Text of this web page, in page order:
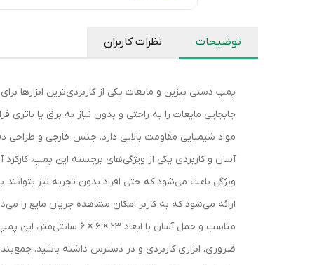
توضیحات نظرات کاربران
پمپ دستی بنزین و مایعات یکی از کاربردی‌ترین ابزارها
جابجایی مایعات را به راحتی و بدون نیاز به برق یا
مواد شیمیایی مقاومت بالایی دارد. جنس خارجی و
آسان و کاربردی یکی از ویژگی‌های برجسته این پمپ،
ویژگی باعث می‌شود که حتی افراد بدون تجربه نیز
ارائه می‌شود که به کاربر امکان مشاهده جریان مایع را
مناسب و حمل آسان با
ضروری، ابزاری کاربردی و در دسترس داشته باشید.